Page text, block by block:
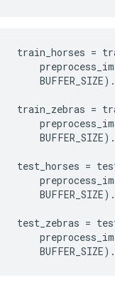
train_horses =
BUFFER_SIZE).
train_zebras =
BUFFER_SIZE).
test_horses =
BUFFER_SIZE).
test_zebras =
BUFFER_SIZE).